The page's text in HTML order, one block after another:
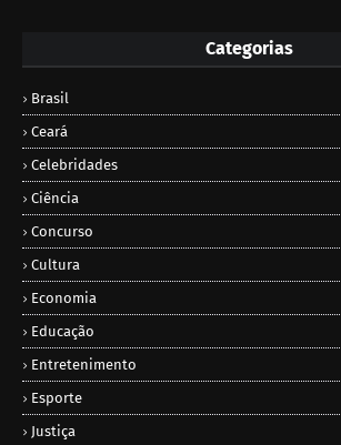
Categorias
Brasil
Ceará
Celebridades
Ciência
Concurso
Cultura
Economia
Educação
Entretenimento
Esporte
Justiça